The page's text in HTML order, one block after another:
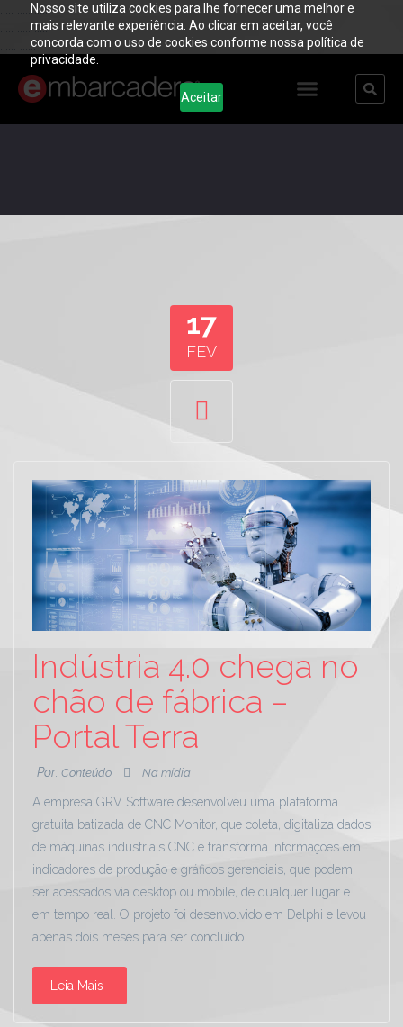
Nosso site utiliza cookies para lhe fornecer uma melhor e
mais relevante experiência. Ao clicar em aceitar, você
concorda com o uso de cookies conforme nossa política de
privacidade.
Aceitar
..... ..... .....
..... ..... .....
...... ......
17
FEV
Indústria 4.0 chega no
chão de fábrica –
Portal Terra
Por: Conteúdo Na mídia
A empresa GRV Software desenvolveu uma plataforma
gratuita batizada de CNC Monitor, que coleta, digitaliza dados
de máquinas industriais CNC e transforma informações em
indicadores de produção e gráficos gerenciais, que podem
ser acessados via desktop ou mobile, de qualquer lugar e
em tempo real. O projeto foi desenvolvido em Delphi e levou
apenas dois meses para ser concluído.
Leia Mais